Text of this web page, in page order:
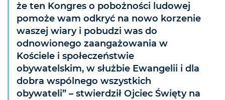
że ten Kongres o pobożności ludowej
pomoże wam odkryć na nowo korzenie
waszej wiary i pobudzi was do
odnowionego zaangażowania w
Kościele i społeczeństwie
obywatelskim, w służbie Ewangelii i dla
dobra wspólnego wszystkich
obywateli” – stwierdził Ojciec Święty na